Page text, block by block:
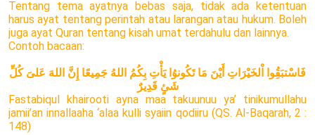
Tentang tema ayatnya bebas saja, tidak ada ketentuan
harus ayat tentang perintah atau larangan atau hukum. Boleh
juga ayat Quran tentang kisah umat terdahulu dan lainnya.
Contoh bacaan:
فَاسْتبَقُِوا اْلخَيْرَاتِ أَيْنَ مَا تَكُونوُا يَأْتِ بِكُمُ اللهُ جَمِيعًا إِنَّ اللهَ عَلىَ كُلِّ
شَئٍ قَدِيرٌ
Fastabiqul khairooti ayna maa takuunuu ya’ tinikumullahu
jamii’an innallaaha ‘alaa kulli syaiin qodiiru (QS. Al-Baqarah, 2 :
148)